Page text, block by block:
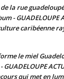
la rue
- GUADELOUPE
caribéenne
le miel
qui met en